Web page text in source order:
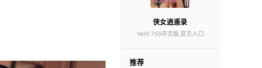
侠女逍遥录
Ver0.755中文版,官方入口
推荐